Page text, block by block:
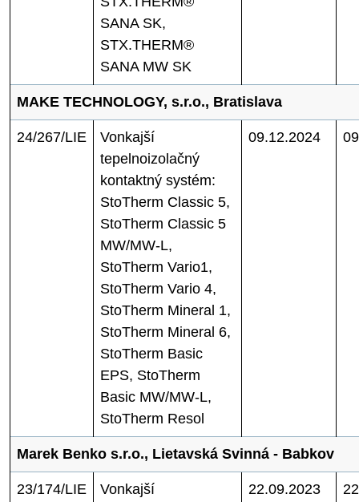
SANA SK,
STX.THERM®
SANA MW SK
MAKE TECHNOLOGY, s.r.o., Bratislava
24/267/LIE
Vonkajší
tepelnoizolačný
kontaktný systém:
StoTherm Classic 5,
StoTherm Classic 5
MW/MW-L,
StoTherm Vario1,
StoTherm Vario 4,
StoTherm Mineral 1,
StoTherm Mineral 6,
StoTherm Basic
EPS, StoTherm
Basic MW/MW-L,
StoTherm Resol
09.12.2024
Marek Benko s.r.o., Lietavská Svinná - Babkov
23/174/LIE
Vonkajší
22.09.2023